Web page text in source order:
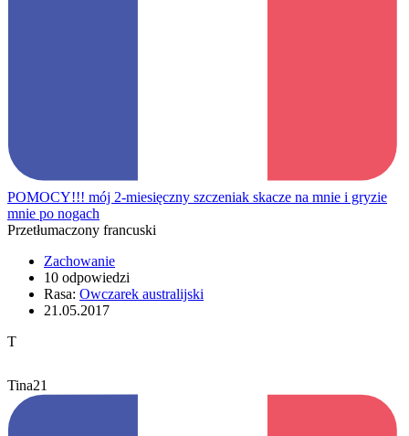
POMOCY!!! mój 2-miesięczny szczeniak skacze na mnie i gryzie
mnie po nogach
Przetłumaczony francuski
Zachowanie
10 odpowiedzi
Rasa: Owczarek australijski
21.05.2017
T
Tina21